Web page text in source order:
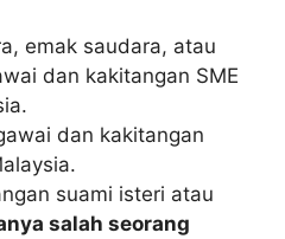
emak saudara, atau
dan kakitangan SME
dan kakitangan
suami isteri atau
salah seorang